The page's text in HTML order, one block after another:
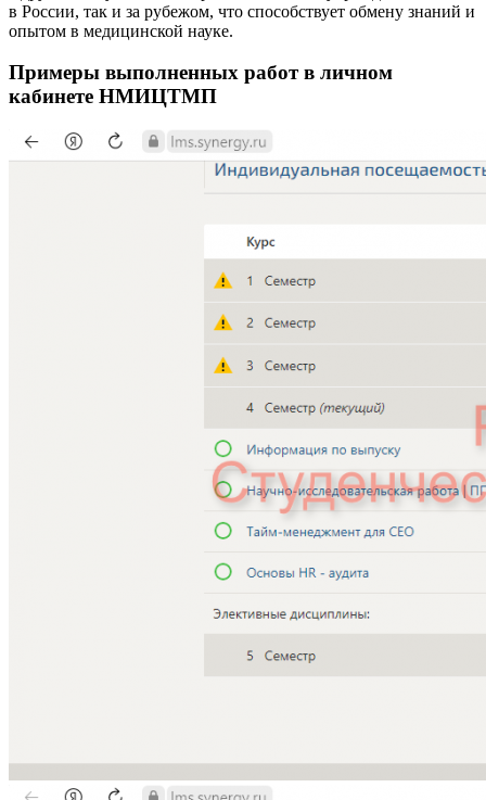
в России, так и за рубежом, что способствует обмену знаний и
опытом в медицинской науке.
Примеры выполненных работ в личном
кабинете НМИЦТМП